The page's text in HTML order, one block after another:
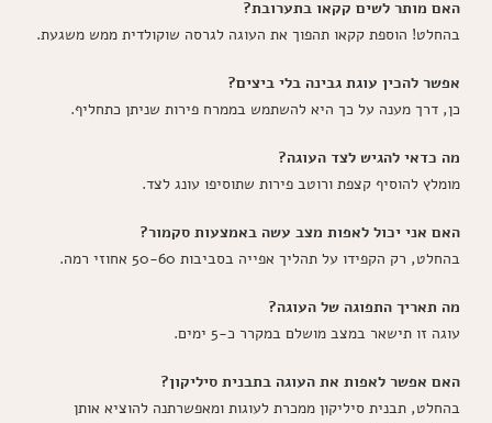
האם מותר לשים קקאו בתערובת?
בהחלט! הוספת קקאו תהפוך את העוגה לגרסה שוקולדית ממש משגעת.
אפשר להכין עוגת גבינה בלי ביצים?
כן, דרך מענה על כך היא להשתמש בממרח פירות שניתן כתחליף.
מה כדאי להגיש לצד העוגה?
מומלץ להוסיף קצפת ורוטב פירות שתוסיפו עונג לצד.
האם אני יכול לאפות מצב עשה באמצעות סקמור?
בהחלט, רק הקפידו על תהליך אפייה בסביבות 50-60 אחוזי רמה.
מה תאריך התפוגה של העוגה?
עוגה זו תישאר במצב מושלם במקרר כ-5 ימים.
האם אפשר לאפות את העוגה בתבנית סיליקון?
בהחלט, תבנית סיליקון ממכרת לעוגות ומאפשרתנה להוציא אותן